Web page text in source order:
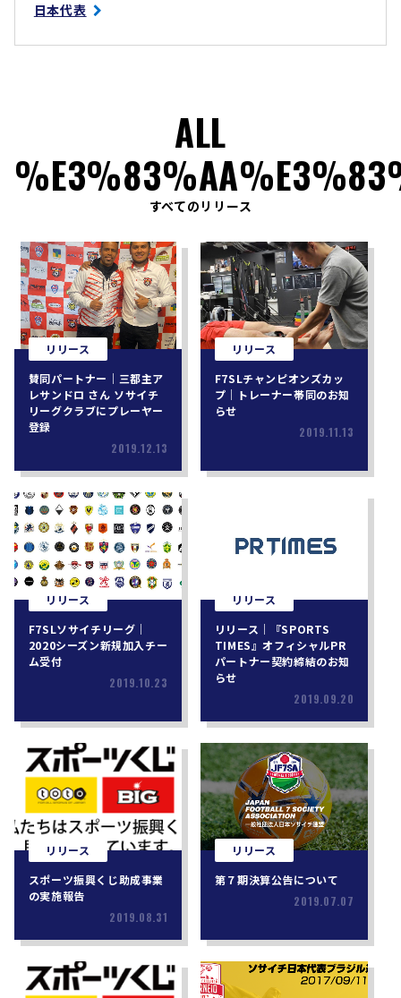
日本代表
ALL
すべてのリリース
リリース
賛同パートナー｜三都主ア
レサンドロ さん ソサイチ
リーグクラブにプレーヤー
登録
2019.12.13
リリース
F7SLチャンピオンズカッ
プ｜トレーナー帯同のお知
らせ
2019.11.13
リリース
F7SLソサイチリーグ｜
2020シーズン新規加入チー
ム受付
2019.10.23
リリース
リリース｜『SPORTS
TIMES』オフィシャルPR
パートナー契約締結のお知
らせ
2019.09.20
リリース
スポーツ振興くじ助成事業
の実施報告
2019.08.31
リリース
第７期決算公告について
2019.07.07